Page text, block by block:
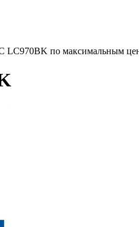
LC970BK по максимальным